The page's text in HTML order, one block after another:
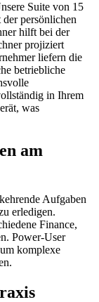
Suite von 15
persönlichen
hilft bei der
projiziert
liefern die
betriebliche
in Ihrem
was
am
Aufgaben
erledigen.
Finance,
Power-User
komplexe